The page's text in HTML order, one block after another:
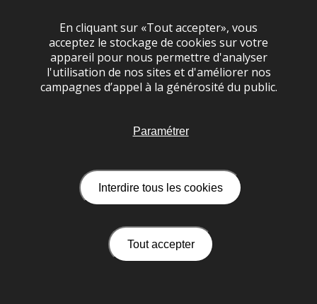
Espace personnel
Crédits
Mentions légales
En cliquant sur «Tout accepter», vous
acceptez le stockage de cookies sur votre
appareil pour nous permettre d'analyser
l'utilisation de nos sites et d'améliorer nos
campagnes d’appel à la générosité du public.
Tout accepter
Interdire tous les cookies
Paramétrer